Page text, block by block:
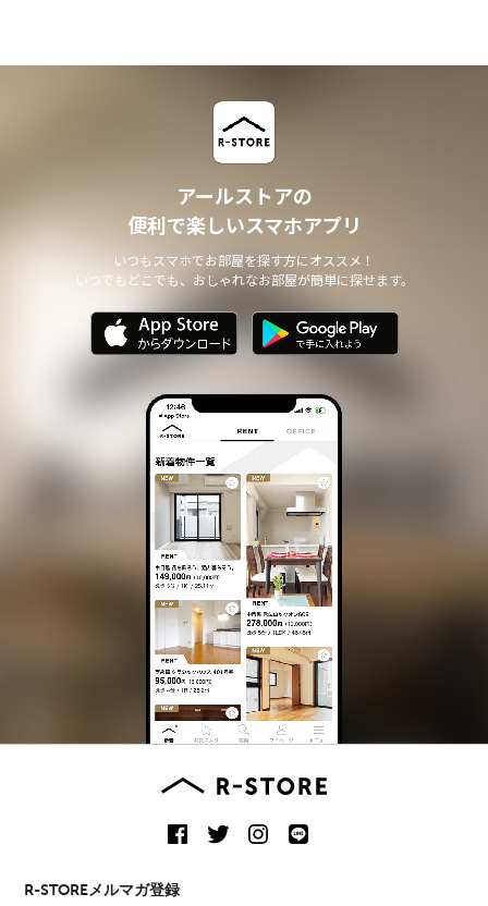
アールストアの
便利で楽しいスマホアプリ
いつもスマホでお部屋を探す方にオススメ！
いつでもどこでも、おしゃれなお部屋が簡単に探せます。
R-STOREメルマガ登録